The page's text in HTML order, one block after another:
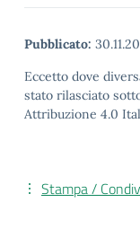
Pubblicato:
Eccetto dove
stato rilasciato
Attribuzione 4.0
Stampa /